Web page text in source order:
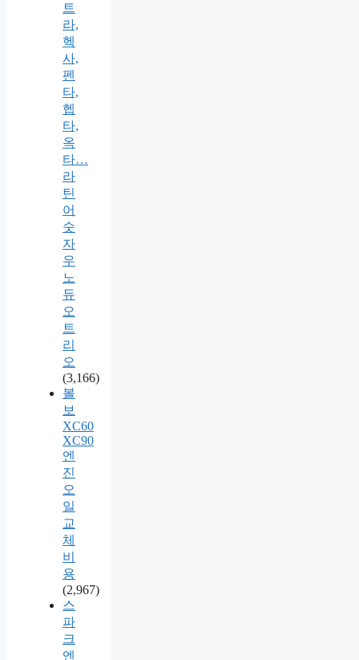
트
라,
헥
사,
펜
타,
헵
타,
옥
타…
라
틴
어
숫
자
우
노
듀
오
트
리
오
(3,166)
볼
보
XC60
XC90
엔
진
오
일
교
체
비
용
(2,967)
스
파
크
엔